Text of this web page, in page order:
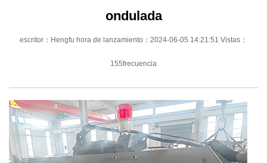
ondulada
escritor：Hengfu hora de lanzamiento：2024-06-05 14:21:51 Vistas：
155frecuencia